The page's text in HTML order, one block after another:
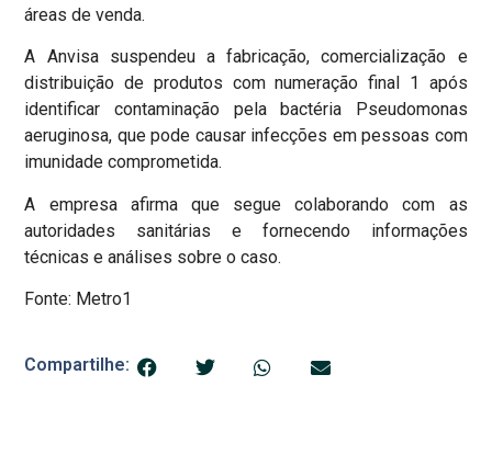
áreas de venda.
A Anvisa suspendeu a fabricação, comercialização e
distribuição de produtos com numeração final 1 após
identificar contaminação pela bactéria Pseudomonas
aeruginosa, que pode causar infecções em pessoas com
imunidade comprometida.
A empresa afirma que segue colaborando com as
autoridades sanitárias e fornecendo informações
técnicas e análises sobre o caso.
Fonte: Metro1
Compartilhe: